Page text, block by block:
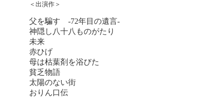
＜出演作＞
父を騙す -72年目の遺言-
神隠し八十八ものがたり
未来
赤ひげ
母は枯葉剤を浴びた
貧乏物語
太陽のない街
おりん口伝